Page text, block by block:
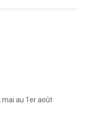
mai au 1er août